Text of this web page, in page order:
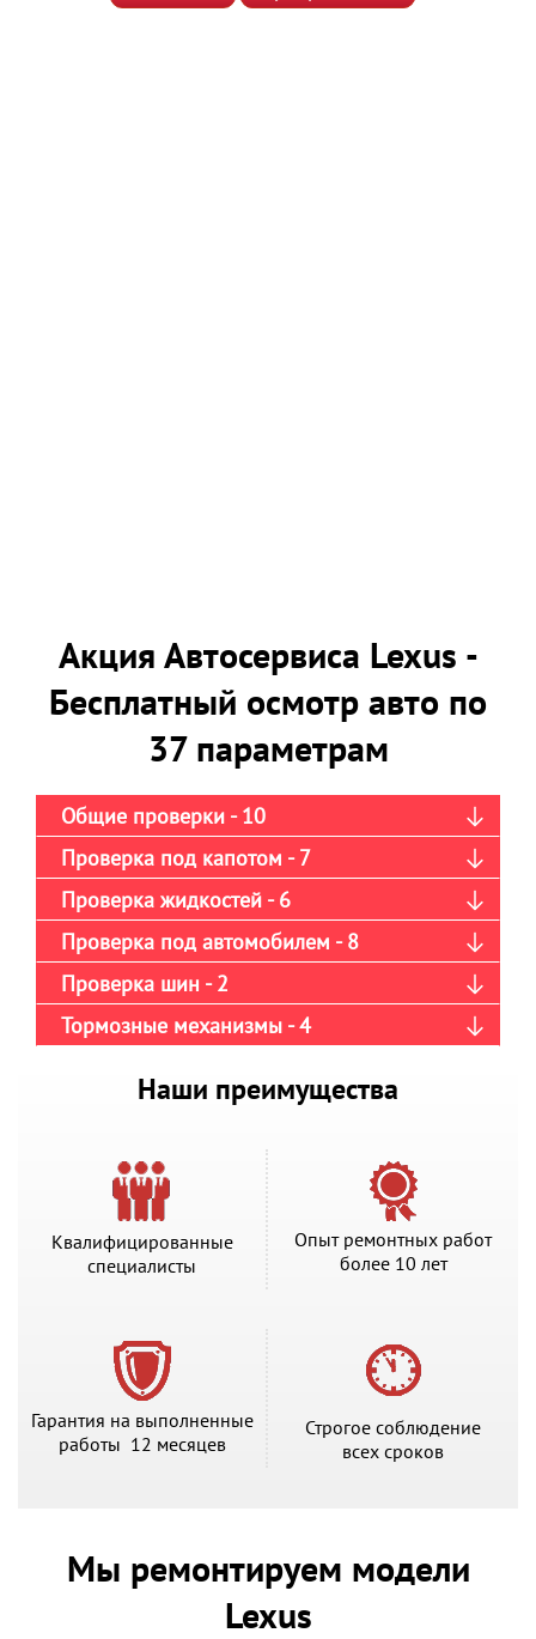
Акция Автосервиса Lexus -
Бесплатный осмотр авто по
37 параметрам
Общие проверки - 10
Проверка под капотом - 7
Проверка жидкостей - 6
Проверка под автомобилем - 8
Проверка шин - 2
Тормозные механизмы - 4
Наши преимущества
Квалифицированные
специалисты
Опыт ремонтных работ
более 10 лет
Гарантия на выполненные
работы 12 месяцев
Строгое соблюдение
всех сроков
Мы ремонтируем модели
Lexus